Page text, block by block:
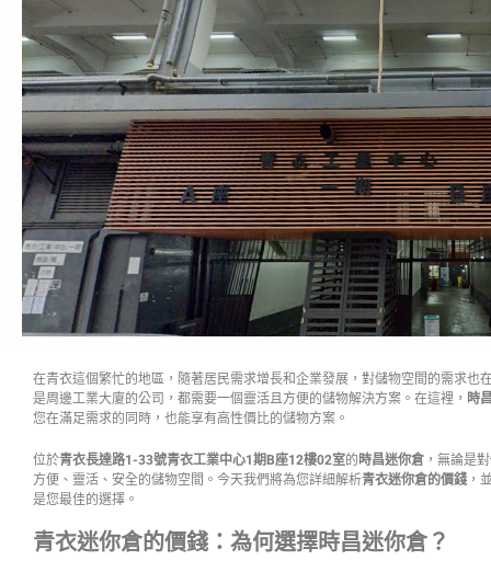
在青衣這個繁忙的地區，隨著居民需求增長和企業發展，對儲物空間的需求也
是周邊工業大廈的公司，都需要一個靈活且方便的儲物解決方案。在這裡， 時
您在滿足需求的同時，也能享有高性價比的儲物方案。
位於青衣長達路1-33號青衣工業中心1期B座12樓02室的時昌迷你倉 ，無論是
方便、靈活、安全的儲物空間。今天我們將為您詳細解析青衣迷你倉的價錢 ，
是您最佳的選擇。
青衣迷你倉的價錢：為何選擇時昌迷你倉？